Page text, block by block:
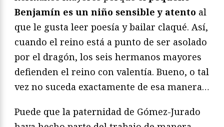
Benjamín es un niño sensible y atento al
que le gusta leer poesía y bailar claqué. Así,
cuando el reino está a punto de ser asolado
por el dragón, los seis hermanos mayores
defienden el reino con valentía. Bueno, o tal
vez no suceda exactamente de esa manera…
Puede que la paternidad de Gómez-Jurado